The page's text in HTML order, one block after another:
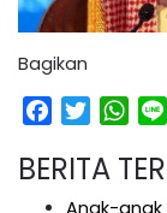
Bagikan
Facebook
Twitter
BERITA
Anak-anak